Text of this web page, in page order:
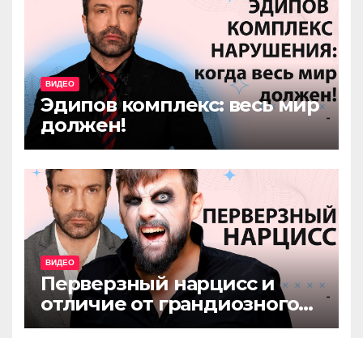
ВИДЕО
Эдипов комплекс: весь мир
должен!
ВИДЕО
Перверзный нарцисс и
отличие от грандиозного
нарцисса